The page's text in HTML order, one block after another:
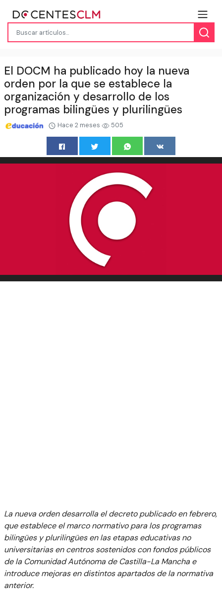
El DOCM ha publicado hoy la nueva
orden por la que se establece la
organización y desarrollo de los
programas bilingües y plurilingües
Hace 2 meses 505
La nueva orden desarrolla el decreto publicado en febrero,
que establece el marco normativo para los programas
bilingües y plurilingües en las etapas educativas no
universitarias en centros sostenidos con fondos públicos
de la Comunidad Autónoma de Castilla-La Mancha e
introduce mejoras en distintos apartados de la normativa
anterior.